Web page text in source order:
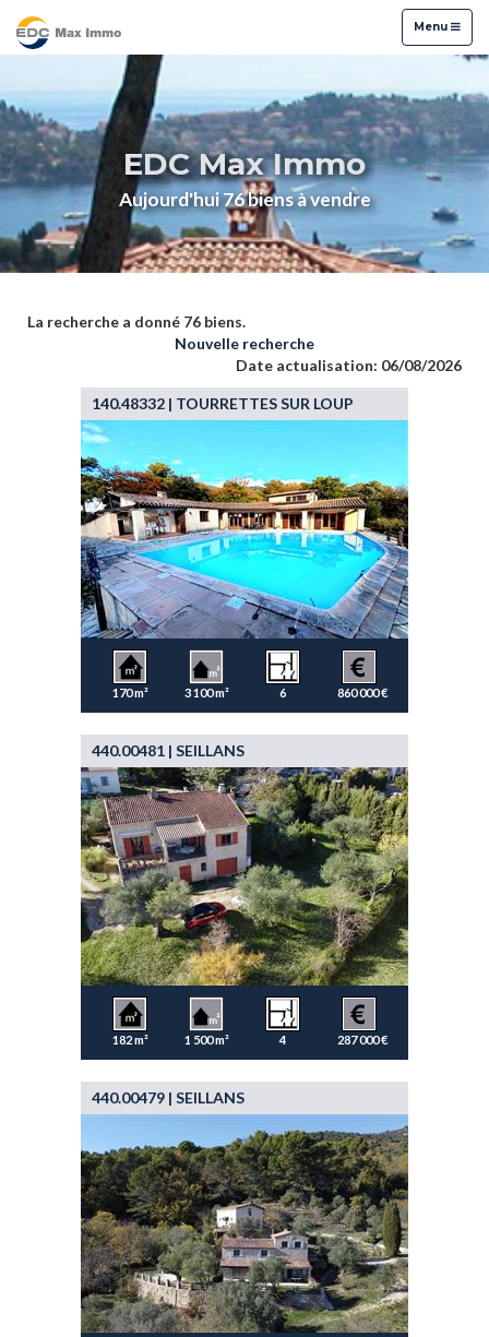
Menu
Menu
EDC Max Immo
Aujourd'hui 76 biens à vendre
La recherche a donné 76 biens.
Nouvelle recherche
Date actualisation: 06/08/2026
140.48332 | TOURRETTES SUR LOUP
170 m² 3 100 m² 6 860 000 €
440.00481 | SEILLANS
182 m² 1 500 m² 4 287 000 €
440.00479 | SEILLANS